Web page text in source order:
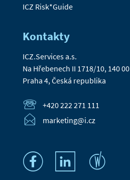
ICZ Risk*Guide
Kontakty
ICZ.Services a.s.
Na Hřebenech II 1718/10, 140 00
Praha 4, Česká republika
+420 222 271 111
marketing@i.cz